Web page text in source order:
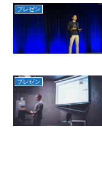
プレゼン
プレゼン